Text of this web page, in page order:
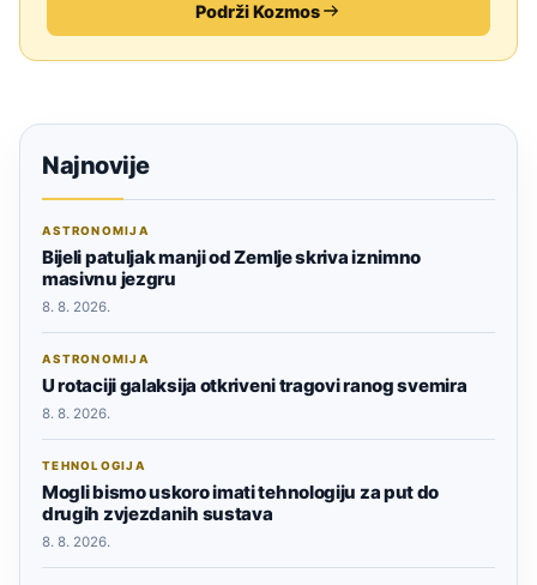
Podrži Kozmos
Najnovije
ASTRONOMIJA
Bijeli patuljak manji od Zemlje skriva iznimno
masivnu jezgru
8. 8. 2026.
ASTRONOMIJA
U rotaciji galaksija otkriveni tragovi ranog svemira
8. 8. 2026.
TEHNOLOGIJA
Mogli bismo uskoro imati tehnologiju za put do
drugih zvjezdanih sustava
8. 8. 2026.